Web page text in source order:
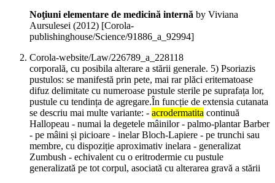
Noţiuni elementare de medicină internă by Viviana
Aursulesei (2012) [Corola-
publishinghouse/Science/91886_a_92994]
Corola-website/Law/226789_a_228118
corporală, cu posibila alterare a stării generale. 5) Psoriazis
pustulos: se manifestă prin pete, mai rar plăci eritematoase
difuz delimitate cu numeroase pustule sterile pe suprafața lor,
pustule cu tendința de agregare.În funcție de extensia cutanata
se descriu mai multe variante: - acrodermatita continuă
Hallopeau - numai la degetele mâinilor - palmo-plantar Barber
- pe mâini și picioare - inelar Bloch-Lapiere - pe trunchi sau
membre, cu dispoziție aproximativ inelara - generalizat
Zumbush - echivalent cu o eritrodermie cu pustule
generalizată pe tot corpul, asociată cu alterarea gravă a stării